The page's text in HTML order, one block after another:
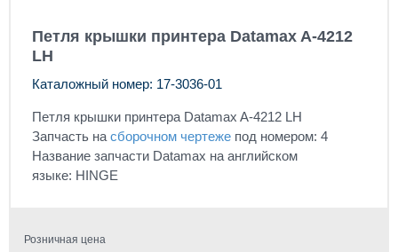
Петля крышки принтера Datamax A-4212
LH
Каталожный номер: 17-3036-01
Петля крышки принтера Datamax A-4212 LH
Запчасть на сборочном чертеже под номером: 4
Название запчасти Datamax на английском
языке: HINGE
Розничная цена